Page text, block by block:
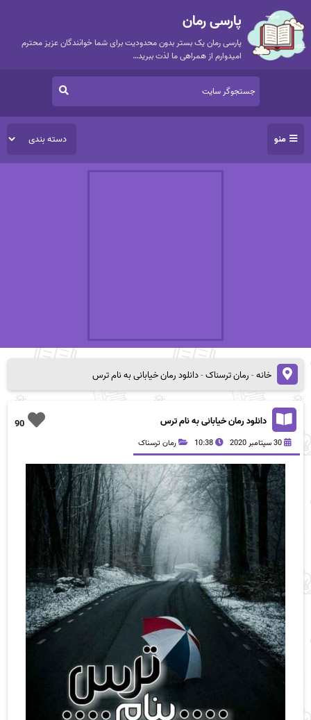
پارسی رمان
پارسی رمان یک بستر بدون محدودیت برای شما خوانندگان عزیز محترم
امیدوارم از همراهی ما لذت ببرید…
منو
خانه-رمان ترسناک-دانلود رمان خیابانی به نام ترس
90 دانلود رمان خیابانی به نام ترس
30 سپتامبر 2020 10:38 رمان ترسناک